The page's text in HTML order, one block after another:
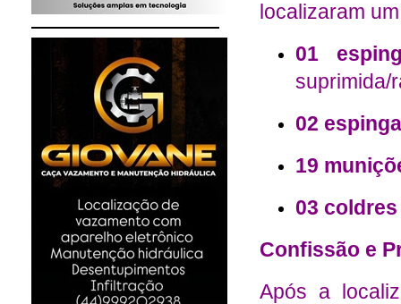
localizaram
01
suprimida/
02
19
03 coldres
Confissão e
Após a